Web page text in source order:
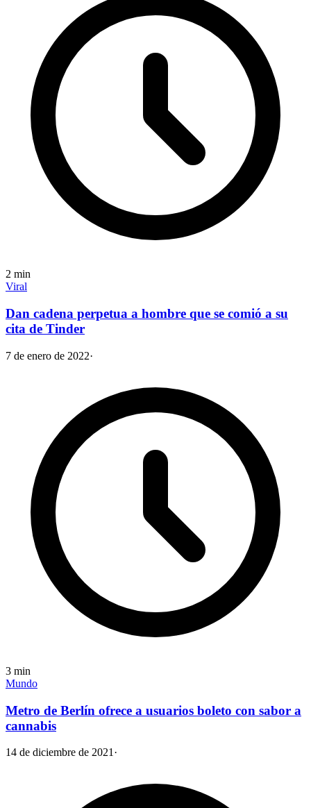
2 min
Viral
Dan cadena perpetua a hombre que se comió a su
cita de Tinder
7 de enero de 2022·
3 min
Mundo
Metro de Berlín ofrece a usuarios boleto con sabor a
cannabis
14 de diciembre de 2021 ·